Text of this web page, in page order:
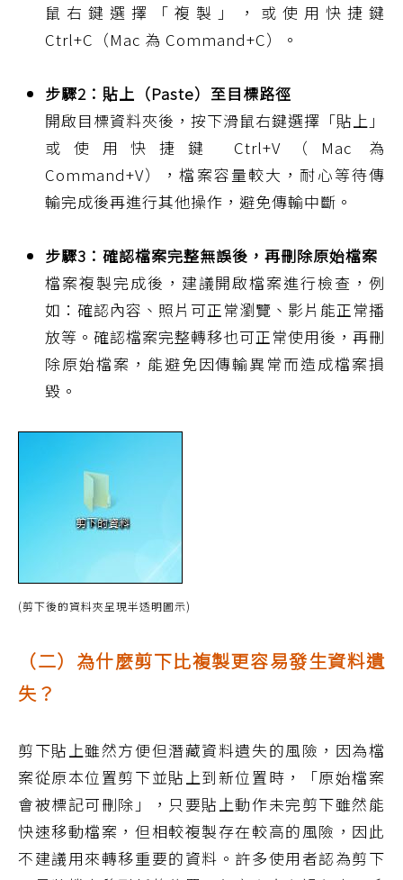
鼠右鍵選擇「複製」，或使用快捷鍵
Ctrl+C（Mac 為 Command+C）。
步驟2：貼上（Paste）至目標路徑
開啟目標資料夾後，按下滑鼠右鍵選擇「貼上」
或使用快捷鍵 Ctrl+V（Mac 為
Command+V），檔案容量較大，耐心等待傳
輸完成後再進行其他操作，避免傳輸中斷。
步驟3：確認檔案完整無誤後，再刪除原始檔案
檔案複製完成後，建議開啟檔案進行檢查，例
如：確認內容、照片可正常瀏覽、影片能正常播
放等。確認檔案完整轉移也可正常使用後，再刪
除原始檔案，能避免因傳輸異常而造成檔案損
毀。
(剪下後的資料夾呈現半透明圖示)
（二）為什麼剪下比複製更容易發生資料遺
失？
剪下貼上雖然方便但潛藏資料遺失的風險，因為檔
案從原本位置剪下並貼上到新位置時，「原始檔案
會被標記可刪除」，只要貼上動作未完剪下雖然能
快速移動檔案，但相較複製存在較高的風險，因此
不建議用來轉移重要的資料。許多使用者認為剪下